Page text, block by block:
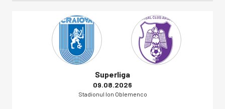
Superliga
09.08.2026
Stadionul Ion Oblemenco